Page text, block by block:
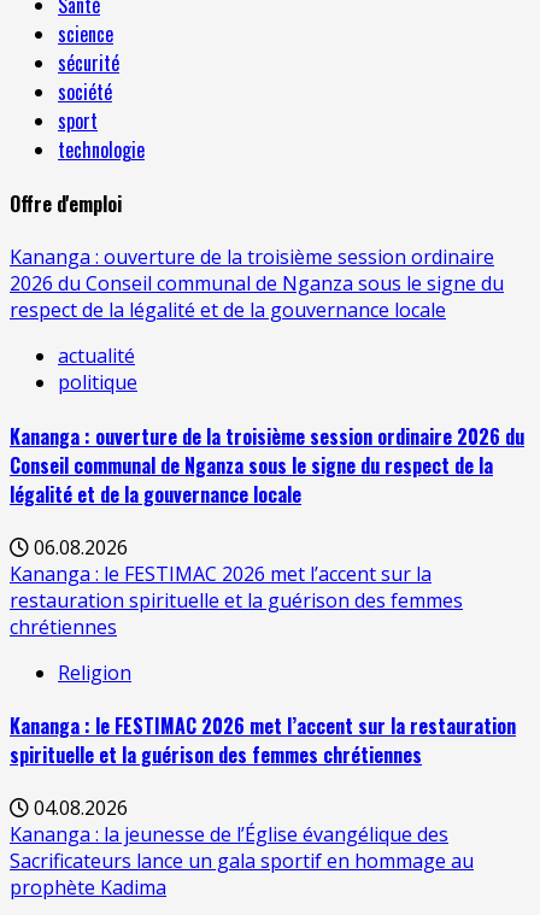
science
sécurité
société
sport
technologie
Offre d'emploi
Kananga : ouverture de la troisième session ordinaire
2026 du Conseil communal de Nganza sous le signe du
respect de la légalité et de la gouvernance locale
actualité
politique
Kananga : ouverture de la troisième session ordinaire 2026 du
Conseil communal de Nganza sous le signe du respect de la
légalité et de la gouvernance locale
06.08.2026
Kananga : le FESTIMAC 2026 met l’accent sur la
restauration spirituelle et la guérison des femmes
chrétiennes
Religion
Kananga : le FESTIMAC 2026 met l’accent sur la restauration
spirituelle et la guérison des femmes chrétiennes
04.08.2026
Kananga : la jeunesse de l’Église évangélique des
Sacrificateurs lance un gala sportif en hommage au
prophète Kadima